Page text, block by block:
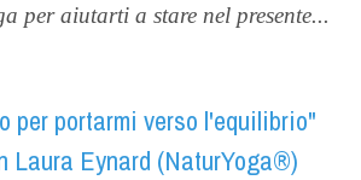
per aiutarti a stare nel presente...
per portarmi verso l'equilibrio"
Laura Eynard (NaturYoga®)